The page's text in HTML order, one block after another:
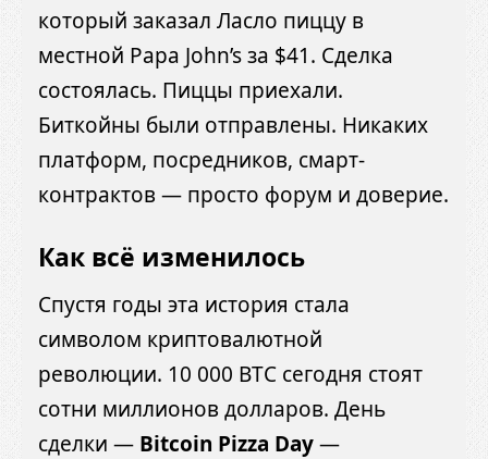
который заказал Ласло пиццу в
местной Papa John’s за $41. Сделка
состоялась. Пиццы приехали.
Биткойны были отправлены. Никаких
платформ, посредников, смарт-
контрактов — просто форум и доверие.
Как всё изменилось
Спустя годы эта история стала
символом криптовалютной
революции. 10 000 BTC сегодня стоят
сотни миллионов долларов. День
сделки — Bitcoin Pizza Day—